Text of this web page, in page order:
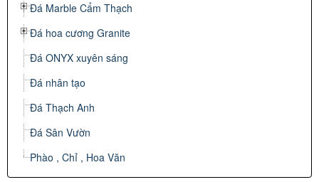
Đá Marble Cẩm Thạch
Đá hoa cương Granite
Đá ONYX xuyên sáng
Đá nhân tạo
Đá Thạch Anh
Đá Sân Vườn
Phào , Chỉ , Hoa Văn